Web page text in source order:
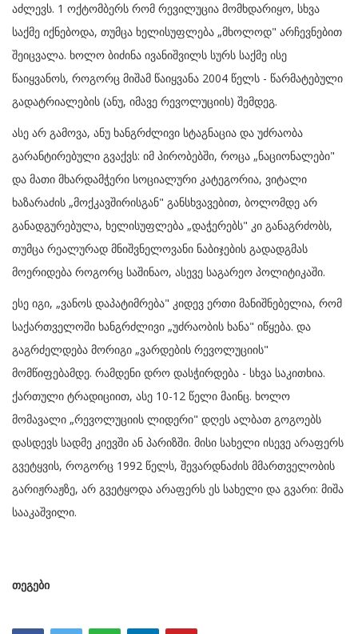
აძლევს. 1 ოქტომბერს რომ რევილუცია მომხდარიყო, სხვა
საქმე იქნებოდა, თუმცა ხელისუფლება „მხოლოდ" არჩევნებით
შეიცვალა. ხოლო ბიძინა ივანიშვილს სურს საქმე ისე
წაიყვანოს, როგორც მიშამ წაიყვანა 2004 წელს - წარმატებული
გადატრიალების (ანუ, იმავე რევოლუციის) შემდეგ.
ასე არ გამოვა, ანუ ხანგრძლივი სტაგნაცია და უძრაობა
გარანტირებული გვაქვს: იმ პირობებში, როცა „ნაციონალები"
და მათი მხარდამჭერი სოციალური კატეგორია, ვიტალი
ხაზარაძის „მოქკავშირისგან" განსხვავებით, ბოლომდე არ
განადგურებულა, ხელისუფლება „დაჭერებს" კი განაგრძობს,
თუმცა რეალურად მნიშვნელოვანი ნაბიჯების გადადგმას
მოერიდება როგორც საშინაო, ასევე საგარეო პოლიტიკაში.
ესე იგი, „ვანოს დაპატიმრება" კიდევ ერთი მანიშნებელია, რომ
საქართველოში ხანგრძლივი „უძრაობის ხანა" იწყება. და
გაგრძელდება მორიგი „ვარდების რევოლუციის"
მომწიფებამდე. რამდენი დრო დასჭირდება - სხვა საკითხია.
ქართული ტრადიციით, ასე 10-12 წელი მაინც. ხოლო
მომავალი „რევოლუციის ლიდერი" დღეს ალბათ გოგოებს
დასდევს სადმე კიევში ან პარიზში. მისი სახელი ისევე არაფერს
გვეტყვის, როგორც 1992 წელს, შევარდნაძის მმართველობის
გარიჟრაჟზე, არ გვეტყოდა არაფერს ეს სახელი და გვარი: მიშა
სააკაშვილი.
თეგები